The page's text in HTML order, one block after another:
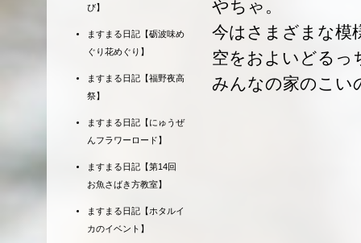
やちゃ。
今はさまざまな模
空をおよいどるっ
みんなの家のこい
び】
ますまる日記【砺波味め
ぐり花めぐり】
ますまる日記【福野夜高
祭】
ますまる日記【にゅうぜ
んフラワーロード】
ますまる日記【第14回
お魚さばき方教室】
ますまる日記【ホタルイ
カのイベント】